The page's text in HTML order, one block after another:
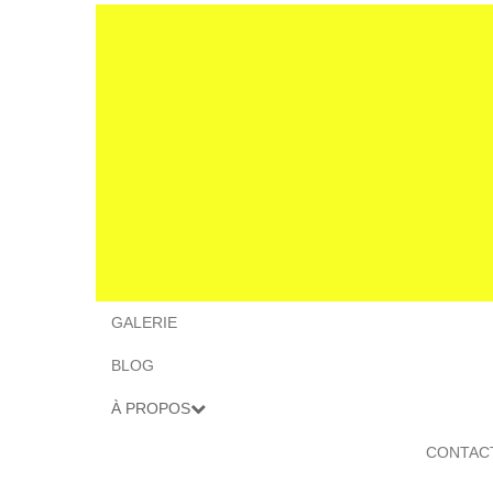
GALERIE
BLOG
À PROPOS